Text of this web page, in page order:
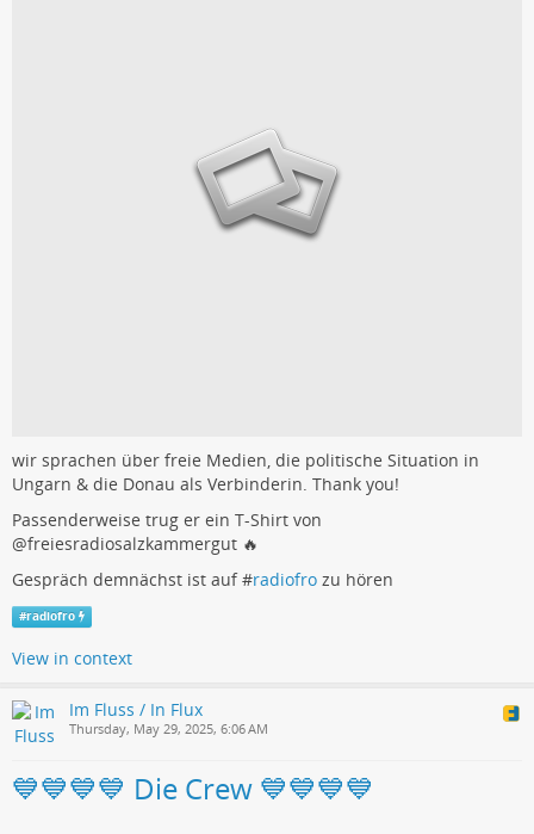
wir sprachen über freie Medien, die politische Situation in
Ungarn & die Donau als Verbinderin. Thank you!
Passenderweise trug er ein T-Shirt von
@freiesradiosalzkammergut 🔥
Gespräch demnächst ist auf #radiofro zu hören
#radiofro
View in context
Im Fluss / In Flux
Thursday, May 29, 2025, 6:06 AM
💙💙💙💙 Die Crew 💙💙💙💙